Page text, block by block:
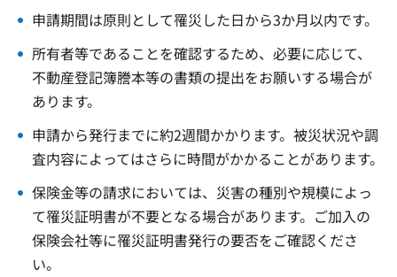
申請期間は原則として罹災した日から3か月以内です。
所有者等であることを確認するため、必要に応じて、
不動産登記簿謄本等の書類の提出をお願いする場合が
あります。
申請から発行までに約2週間かかります。被災状況や調
査内容によってはさらに時間がかかることがあります。
保険金等の請求においては、災害の種別や規模によっ
て罹災証明書が不要となる場合があります。ご加入の
保険会社等に罹災証明書発行の要否をご確認くださ
い。